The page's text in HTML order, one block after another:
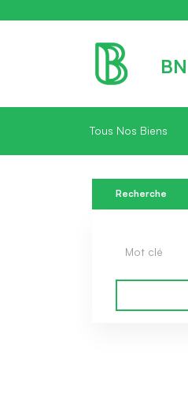
Tous Nos Biens
Recherche